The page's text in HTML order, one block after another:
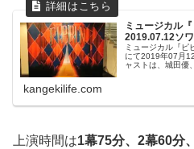
ミュージカル
2019.07.12ソ
ミュージカル『ピ
にて2019年07月
ャストは、城田優
kangekilife.com
上演時間は1幕75分、2幕60分